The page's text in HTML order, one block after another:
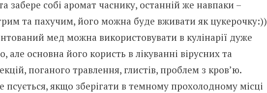
забере собі аромат часнику, останній же навпаки –
та пахучим, його можна буде вживати як цукерочку:))
мед можна використовувати в кулінарії дуже
але основна його користь в лікуванні вірусних та
поганого травлення, глистів, проблем з кров’ю.
якщо зберігати в темному прохолодному місці